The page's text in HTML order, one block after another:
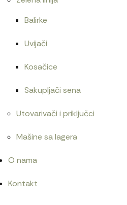
Balirke
Uvijači
Kosačice
Sakupljači sena
Utovarivači i priključci
Mašine sa lagera
O nama
Kontakt